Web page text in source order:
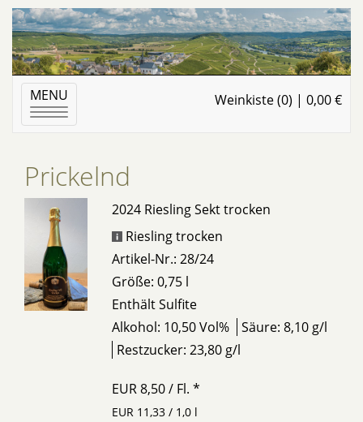
MENU
Toggle
Weinkiste (0) | 0,00 €
Prickelnd
2024 Riesling Sekt trocken
Riesling trocken
Artikel-Nr.: 28/24
Größe: 0,75 l
Enthält Sulfite
Alkohol: 10,50 Vol%
Säure: 8,10 g/l
Restzucker: 23,80 g/l
EUR 8,50/ Fl. *
EUR 11,33 / 1,0 l